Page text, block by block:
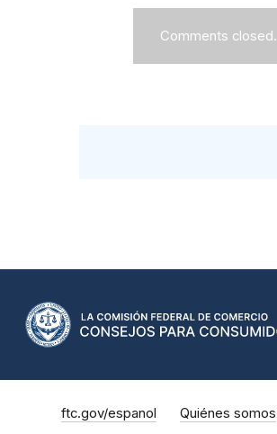
Comments closed.
ftc.gov/espanol Quiénes somos